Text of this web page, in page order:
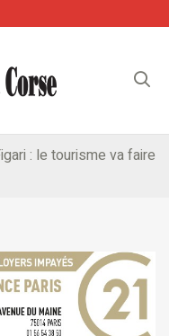
: le tourisme va faire